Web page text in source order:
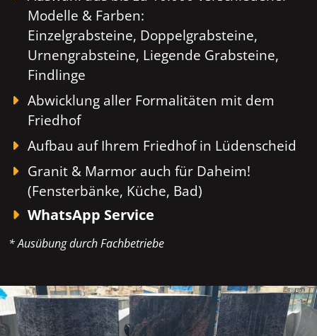
Modelle & Farben:
Einzelgrabsteine, Doppelgrabsteine,
Urnengrabsteine, Liegende Grabsteine,
Findlinge
Abwicklung aller Formalitäten mit dem
Friedhof
Aufbau auf Ihrem Friedhof in Lüdenscheid
Granit & Marmor auch für Daheim!
(Fensterbänke, Küche, Bad)
WhatsApp Service
* Ausübung durch Fachbetriebe